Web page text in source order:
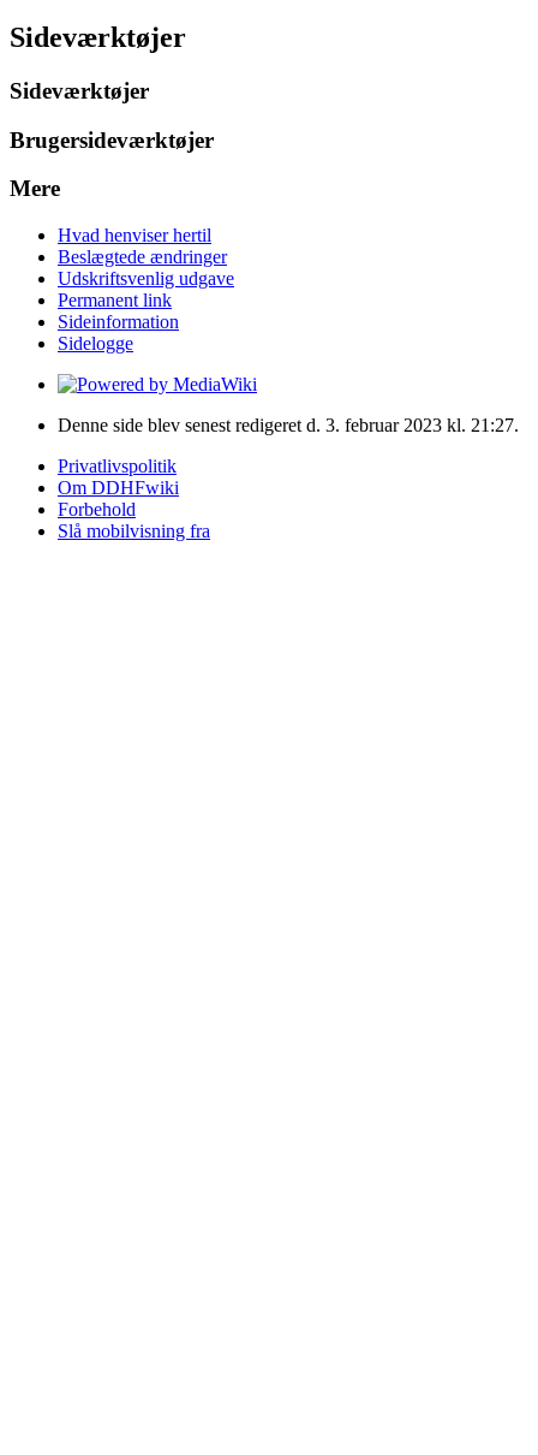
Sideværktøjer
Sideværktøjer
Brugersideværktøjer
Mere
Hvad henviser hertil
Beslægtede ændringer
Udskriftsvenlig udgave
Permanent link
Sideinformation
Sidelogge
Denne side blev senest redigeret d. 3. februar 2023 kl. 21:27.
Privatlivspolitik
Om DDHFwiki
Forbehold
Slå mobilvisning fra